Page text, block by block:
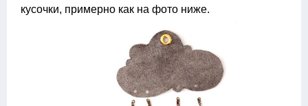
кусочки, примерно как на фото ниже.